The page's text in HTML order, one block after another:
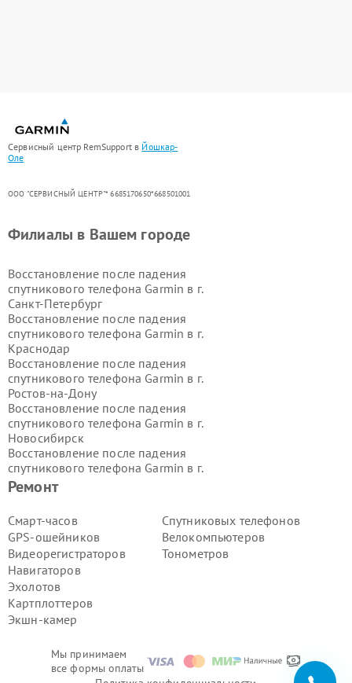
Сервисный центр RemSupport в Йошкар-
Оле
ООО "СЕРВИСНЫЙ ЦЕНТР"* 6685170650*668501001
Мы принимаем
все формы оплаты
Ремонт
Смарт-часов
GPS-ошейников
Видеорегистраторов
Навигаторов
Эхолотов
Картплоттеров
Экшн-камер
Спутниковых телефонов
Велокомпьютеров
Тонометров
Филиалы в Вашем городе
Восстановление после падения
спутникового телефона Garmin в г.
Санкт-Петербург
Восстановление после падения
спутникового телефона Garmin в г.
Краснодар
Восстановление после падения
спутникового телефона Garmin в г.
Ростов-на-Дону
Восстановление после падения
спутникового телефона Garmin в г.
Новосибирск
Восстановление после падения
спутникового телефона Garmin в г.
Екатеринбург
Восстановление после падения
Казань
Восстановление после падения
спутникового телефона Garmin в г.
Воронеж
Восстановление после падения
спутникового телефона Garmin в г.
Волгоград
Восстановление после падения
спутникового телефона Garmin в г.
Восстановление после падения